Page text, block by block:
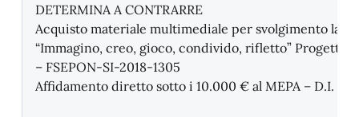
DETERMINA A CONTRARRE
Acquisto materiale multimediale per svolgimento
“Immagino, creo, gioco, condivido, rifletto” Progetto
– FSEPON-SI-2018-1305
Affidamento diretto sotto i 10.000 € al MEPA – D.I.